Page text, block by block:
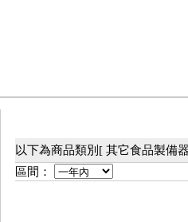
以下為商品類別[ 其它食品製備
區間：